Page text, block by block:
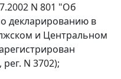
N 801 "Об
декларированию в
и Центральном
N 3702);